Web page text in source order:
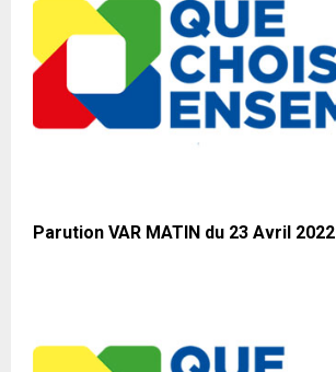
Parution VAR MATIN du 23 Avril 2022